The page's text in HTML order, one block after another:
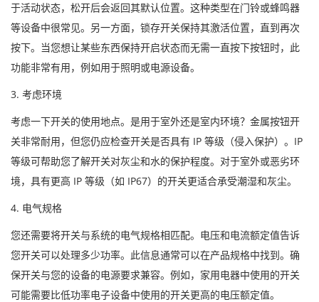
于活动状态，松开后会返回其默认位置。这种类型在门铃或蜂鸣器
等设备中很常见。另一方面，锁存开关保持其激活位置，直到再次
按下。当您想让某些东西保持开启状态而无需一直按下按钮时，此
功能非常有用，例如用于照明或电源设备。
3. 考虑环境
考虑一下开关的使用地点。是用于室外还是室内环境？金属按钮开
关非常耐用，但您仍应检查开关是否具有 IP 等级（侵入保护）。IP
等级可帮助您了解开关对灰尘和水的保护程度。对于室外或恶劣环
境，具有更高 IP 等级（如 IP67）的开关更适合承受潮湿和灰尘。
4. 电气规格
您还需要将开关与系统的电气规格相匹配。电压和电流额定值告诉
您开关可以处理多少功率。此信息通常可以在产品规格中找到。确
保开关与您的设备的电源要求兼容。例如，家用电器中使用的开关
可能需要比低功率电子设备中使用的开关更高的电压额定值。